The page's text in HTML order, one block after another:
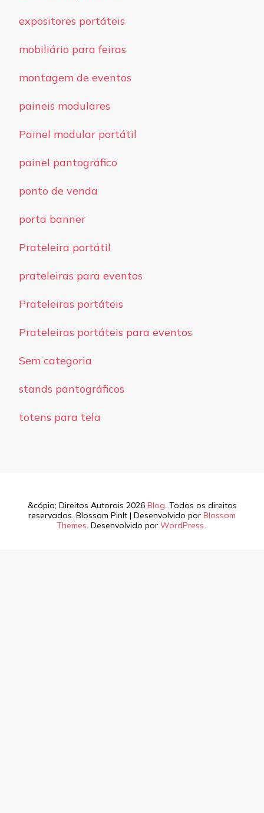
expositores portáteis
mobiliário para feiras
montagem de eventos
paineis modulares
Painel modular portátil
painel pantográfico
ponto de venda
porta banner
Prateleira portátil
prateleiras para eventos
Prateleiras portáteis
Prateleiras portáteis para eventos
Sem categoria
stands pantográficos
totens para tela
&cópia; Direitos Autorais 2026 Blog . Todos os direitos
reservados. Blossom PinIt | Desenvolvido por Blossom
Themes . Desenvolvido por WordPress